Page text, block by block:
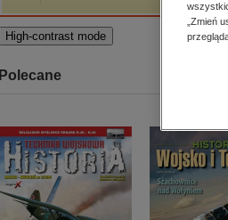
edukacja
kobiece, lifestyle, kultura
High-contrast mode
Polecane
„Zmień